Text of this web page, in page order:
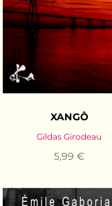
XANGÔ
Gildas Girodeau
5,99 €